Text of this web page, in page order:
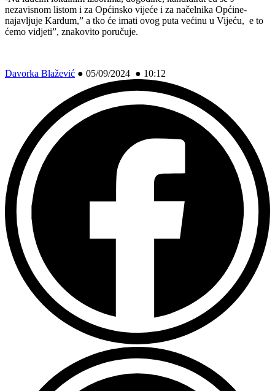
nezavisnom listom i za Općinsko vijeće i za načelnika Općine-
najavljuje Kardum,” a tko će imati ovog puta većinu u Vijeću, e to
ćemo vidjeti”, znakovito poručuje.
Davorka Blažević ● 05/09/2024 ● 10:12